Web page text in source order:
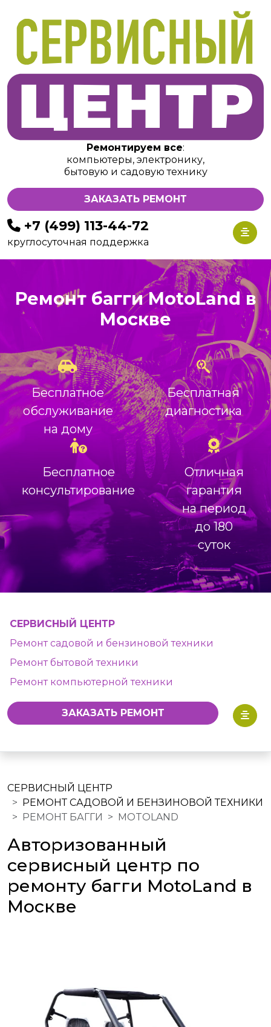
Ремонтируем все:
компьютеры, электронику,
бытовую и садовую технику
ЗАКАЗАТЬ РЕМОНТ
+7 (499) 113-44-72
круглосуточная поддержка
Ремонт багги MotoLand в
Москве
Бесплатное
обслуживание
на дому
Бесплатная
диагностика
Бесплатное
консультирование
Отличная
гарантия
на период
до 180
суток
СЕРВИСНЫЙ ЦЕНТР
Ремонт садовой и бензиновой техники
Ремонт бытовой техники
Ремонт компьютерной техники
ЗАКАЗАТЬ РЕМОНТ
СЕРВИСНЫЙ ЦЕНТР
РЕМОНТ САДОВОЙ И БЕНЗИНОВОЙ ТЕХНИКИ
РЕМОНТ БАГГИ
MOTOLAND
Авторизованный
сервисный центр по
ремонту багги MotoLand в
Москве